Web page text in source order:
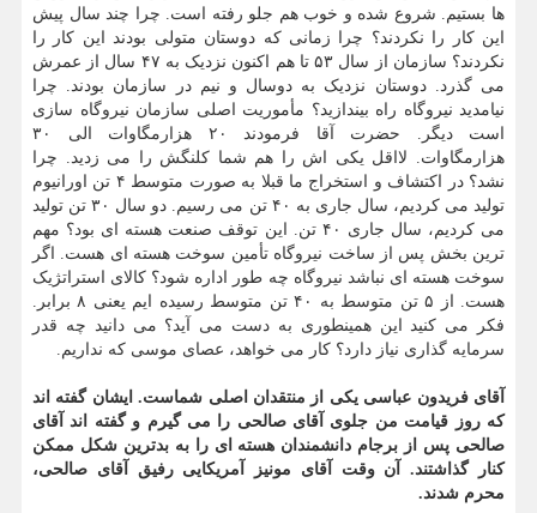
ها بستیم. شروع شده و خوب هم جلو رفته است. چرا چند سال پیش
این کار را نکردند؟ چرا زمانی که دوستان متولی بودند این کار را
نکردند؟ سازمان از سال ۵۳ تا هم اکنون نزدیک به ۴۷ سال از عمرش
می گذرد. دوستان نزدیک به دوسال و نیم در سازمان بودند. چرا
نیامدید نیروگاه راه بیندازید؟ مأموریت اصلی سازمان نیروگاه سازی
است دیگر. حضرت آقا فرمودند ۲۰ هزارمگاوات الی ۳۰
هزارمگاوات. لااقل یکی اش را هم شما کلنگش را می زدید. چرا
نشد؟ در اکتشاف و استخراج ما قبلا به صورت متوسط ۴ تن اورانیوم
تولید می کردیم، سال جاری به ۴۰ تن می رسیم. دو سال ۳۰ تن تولید
می کردیم، سال جاری ۴۰ تن. این توقف صنعت هسته ای بود؟ مهم
ترین بخش پس از ساخت نیروگاه تأمین سوخت هسته ای هست. اگر
سوخت هسته ای نباشد نیروگاه چه طور اداره شود؟ کالای استراتژیک
هست. از ۵ تن متوسط به ۴۰ تن متوسط رسیده ایم یعنی ۸ برابر.
فکر می کنید این همینطوری به دست می آید؟ می دانید چه قدر
سرمایه گذاری نیاز دارد؟ کار می خواهد، عصای موسی که نداریم.
آقای فریدون عباسی یکی از منتقدان اصلی شماست. ایشان گفته اند
که روز قیامت من جلوی آقای صالحی را می گیرم و گفته اند آقای
صالحی پس از برجام دانشمندان هسته ای را به بدترین شکل ممکن
کنار گذاشتند. آن وقت آقای مونیز آمریکایی رفیق آقای صالحی،
محرم شدند.